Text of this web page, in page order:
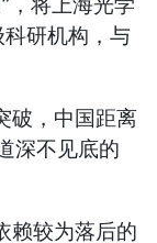
，将上海光学
研机构，与
，中国距离
深不见底的
较为落后的